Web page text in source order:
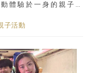
體驗於一身的親子
子活動